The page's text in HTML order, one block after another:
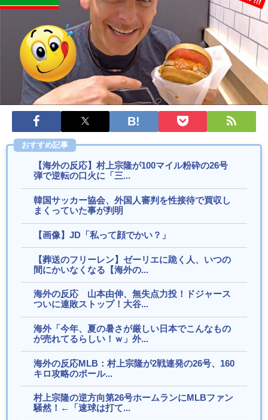
海外「素晴らしい！」日本が買収したUSスチール驚異の大復
活に米国人が大喜び
海外「日本人はなんて気高いんだ！」 英高級紙も驚愕した極
限の中の日本人の姿に世界が衝撃
海外「日本なんて行くんじゃなかった…」 日本を知ってしま
ったディズニー信者、帰国後『本家』に失望...
海外「全部日本の真似だったのか…」 日本の普通のテレビ番
組が最新SNSの数十年先を行っていたと話...
欧州「日本だけ反則だろ…」 世界の『日本びいき』にヨーロ
ッパ全土から不満の声
海外「日本でこれが可能なのはアメリカと何が違うから？」
日本の豪華列車の動画が話題に（海外の反応）
海外「通勤途中に毎日これを見ることを想像してほしい」日
本にある巨大な観音像が話題に（海外の反応）
海外「日本には最高のセブンイレブンがある」（海外の反
海外「日本語を勉強しているときに思い浮かぶことって
海外「富士山はとても雄大で、日本の第一印象として素晴ら
しいものでした」富士山を上空から撮影した映...
Powered by livedoor 相互RSS
おすすめ記事
【海外の反応】村上宗隆が100マイル粉砕の26号
弾で逆転の口火に「三...
韓国サッカー協会、外国人審判を性接待で買収し
まくっていた事が判明
【画像】JD「私って顔でかい？」
【葬送のフリーレン】ゼーリエに跪く人、いつの
間にかいなくなる【海外の...
海外の反応 山本由伸、無失点力投！ドジャース
ついに連敗ストップ！大谷...
海外「今年、夏の暑さが厳しい日本でこんなもの
が売れてるらしい！ｗ」外...
海外の反応MLB：村上宗隆が2戦連発の26号、160
キロ攻略のポール...
村上宗隆の逆方向第26号ホームランにMLBファン
騒然！←「速球は打て...